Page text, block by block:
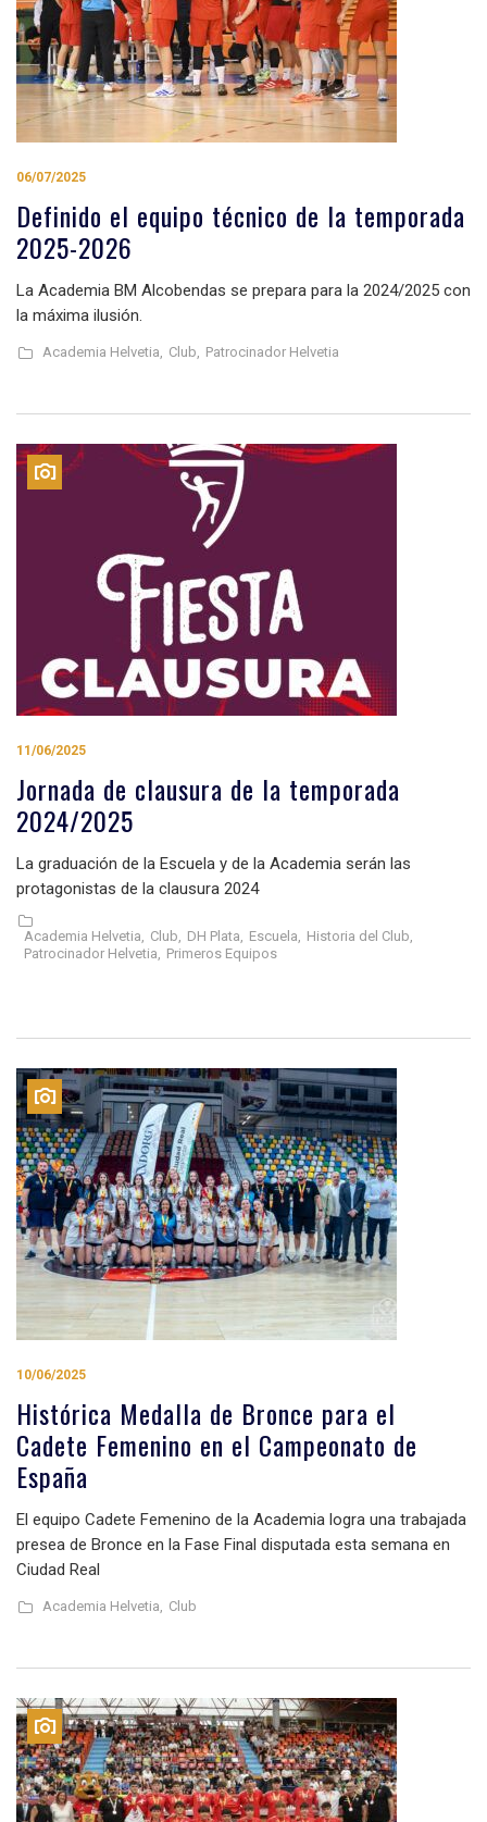
06/07/2025
Definido el equipo técnico de la temporada
2025-2026
La Academia BM Alcobendas se prepara para la 2024/2025 con
la máxima ilusión.
Academia Helvetia, Club, Patrocinador Helvetia
11/06/2025
Jornada de clausura de la temporada
2024/2025
La graduación de la Escuela y de la Academia serán las
protagonistas de la clausura 2024
Academia Helvetia, Club, DH Plata, Escuela,
Historia del Club,
Patrocinador Helvetia,
Primeros Equipos
10/06/2025
Histórica Medalla de Bronce para el
Cadete Femenino en el Campeonato de
España
El equipo Cadete Femenino de la Academia logra una trabajada
presea de Bronce en la Fase Final disputada esta semana en
Ciudad Real
Academia Helvetia, Club